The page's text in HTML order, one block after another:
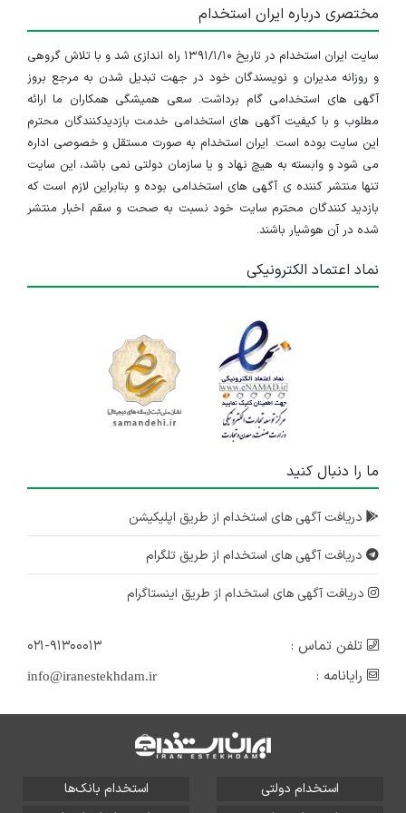
مختصری درباره ایران استخدام
سایت ایران استخدام در تاریخ ۱۳۹۱/۱/۱۰ راه اندازی شد و با تلاش گروهی
و روزانه مدیران و نویسندگان خود در جهت تبدیل شدن به مرجع بروز
آگهی های استخدامی گام برداشت. سعی همیشگی همکاران ما ارائه
مطلوب و با کیفیت آگهی های استخدامی خدمت بازدیدکنندگان محترم
این سایت بوده است. ایران استخدام به صورت مستقل و خصوصی اداره
می شود و وابسته به هیچ نهاد و یا سازمان دولتی نمی باشد، این سایت
تنها منتشر کننده ی آگهی های استخدامی بوده و بنابراین لازم است که
بازدید کنندگان محترم سایت خود نسبت به صحت و سقم اخبار منتشر
شده در آن هوشیار باشند.
نماد اعتماد الکترونیکی
ما را دنبال کنید
دریافت آگهی های استخدام از طریق اپلیکیشن
دریافت آگهی های استخدام از طریق تلگرام
دریافت آگهی های استخدام از طریق اینستاگرام
تلفن تماس :
۰۲۱-۹۱۳۰۰۰۱۳
رایانامه :
info@iranestekhdam.ir
استخدام دولتی
استخدام بانک‌ها